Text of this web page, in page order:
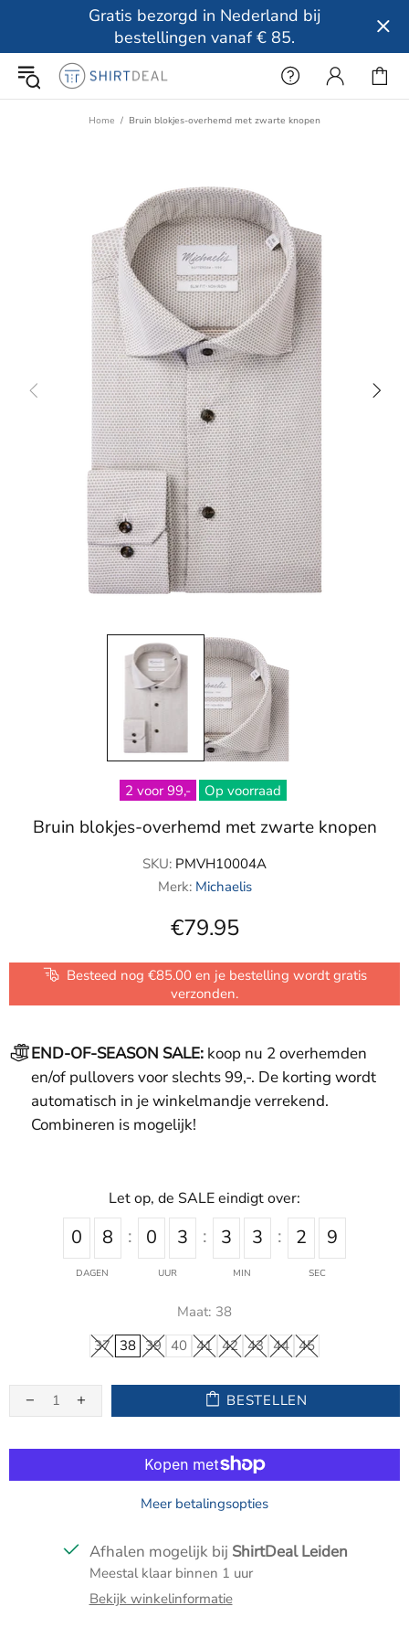
Gratis bezorgd in Nederland bij
bestellingen vanaf € 85.
Home Bruin blokjes-overhemd met zwarte knopen
2 voor 99,- Op voorraad
Bruin blokjes-overhemd met zwarte knopen
SKU: PMVH10004A
Merk: Michaelis
€79.95
Besteed nog €85.00 en je bestelling wordt gratis
verzonden.
END-OF-SEASON SALE: koop nu 2 overhemden
en/of pullovers voor slechts 99,-. De korting wordt
automatisch in je winkelmandje verrekend.
Combineren is mogelijk!
0 8
DAGEN
0 3
UUR
3 3
MIN
2 9
SEC
Let op, de SALE eindigt over:
Maat: 38
37 38 39 40 41 42 43 44 45
BESTELLEN
Meer betalingsopties
Afhalen mogelijk bij ShirtDeal Leiden
Meestal klaar binnen 1 uur
Bekijk winkelinformatie